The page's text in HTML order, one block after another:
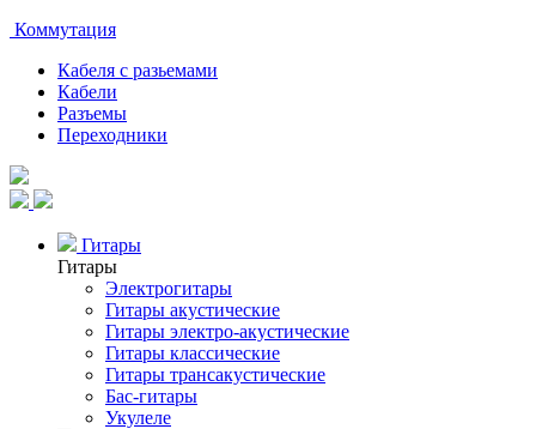
Коммутация
Кабеля с разьемами
Кабели
Разъемы
Переходники
Гитары
Гитары
Электрогитары
Гитары акустические
Гитары электро-акустические
Гитары классические
Гитары трансакустические
Бас-гитары
Укулеле